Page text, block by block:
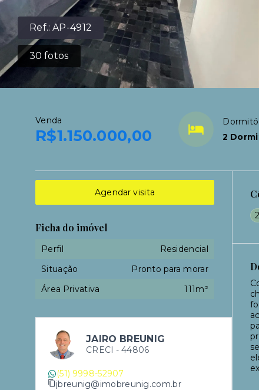
Ref.:AP-4912
30 fotos
Venda
R$1.150.000,00
2
Agendar visita
Ficha do imóvel
Perfil
Residencial
Situação
Pronto para morar
Área Privativa
111m²
JAIRO BREUNIG
CRECI - 44806
(51) 9998-52907
jbreunig@imobreunig.com.br